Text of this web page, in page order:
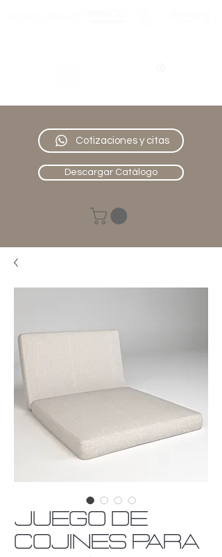
Cotizaciones y citas
Descargar Catálogo
JUEGO DE
COJINES PARA